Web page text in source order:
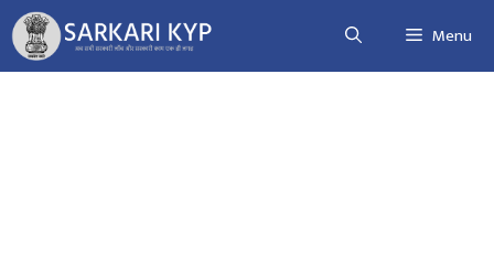
Skip
to
content
Menu